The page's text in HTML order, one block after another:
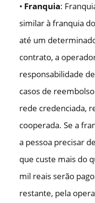
• Franquia:
similar à franquia
até um
contrato, a
responsabilidade
casos de
rede credenciada,
cooperada. Se a
a pessoa precisar
que custe mais do
mil reais serão
restante, pela